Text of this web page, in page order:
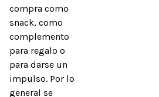
compra como
snack, como
complemento
para regalo o
para darse un
impulso. Por lo
general se